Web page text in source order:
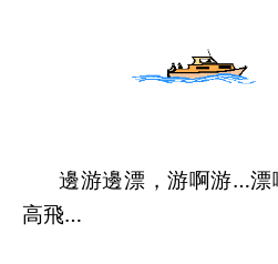
邊游邊漂，游啊游…漂
高飛…